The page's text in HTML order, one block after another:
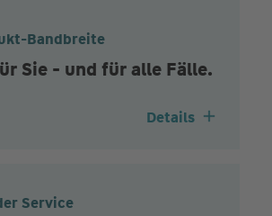
Bandbreite
Sie - und für alle Fälle.
Details
Service